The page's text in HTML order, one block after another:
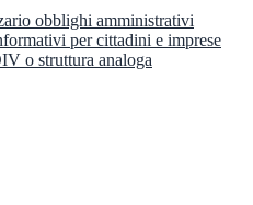
obblighi amministrativi
per cittadini e imprese
o struttura analoga